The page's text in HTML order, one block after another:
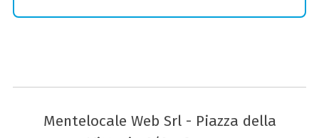
Mentelocale Web Srl - Piazza della